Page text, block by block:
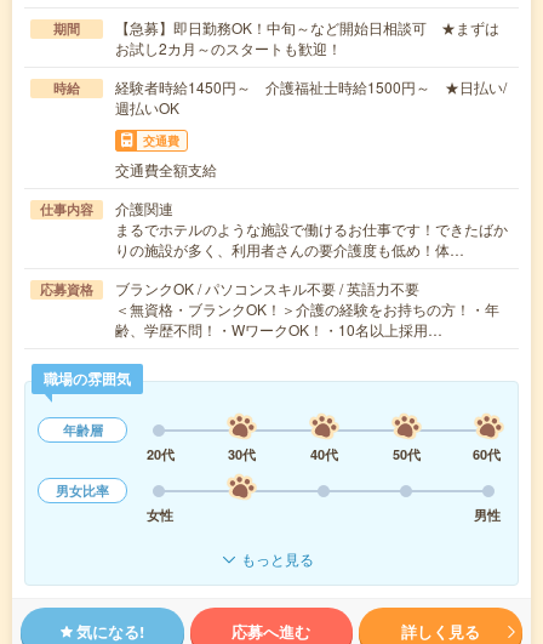
期間
【急募】即日勤務OK！中旬～など開始日相談可 ★まずは
お試し2カ月～のスタートも歓迎！
時給
経験者時給1450円～ 介護福祉士時給1500円～ ★日払い/
週払いOK
交通費
交通費全額支給
仕事内容
介護関連
まるでホテルのような施設で働けるお仕事です！できたばか
りの施設が多く、利用者さんの要介護度も低め！体…
応募資格
ブランクOK / パソコンスキル不要 / 英語力不要
＜無資格・ブランクOK！＞介護の経験をお持ちの方！・年
齢、学歴不問！・WワークOK！・10名以上採用…
職場の雰囲気
年齢層
20代
30代 40代 50代
60代
男女比率
女性
男性
もっと見る
気になる! 応募へ進む 詳しく見る